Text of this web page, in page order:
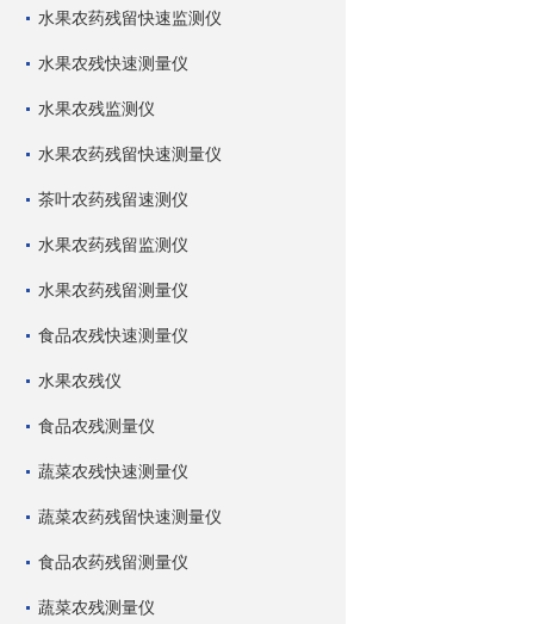
水果农药残留快速监测仪
水果农残快速测量仪
水果农残监测仪
水果农药残留快速测量仪
茶叶农药残留速测仪
水果农药残留监测仪
水果农药残留测量仪
食品农残快速测量仪
水果农残仪
食品农残测量仪
蔬菜农残快速测量仪
蔬菜农药残留快速测量仪
食品农药残留测量仪
蔬菜农残测量仪